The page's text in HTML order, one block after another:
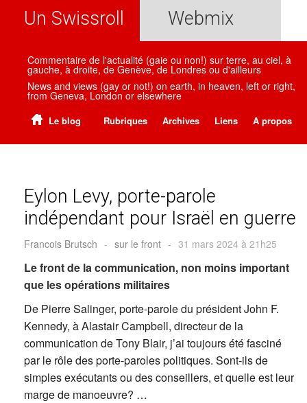
Un Swissroll Webmix
Commentaire de l'actualité (gaie ou non!) sur terre, au ciel, à
gauche, à droite, de Genève, de Londres ou d'ailleurs
News and views (gay or not!) on earth, in heaven, left or right,
from Geneva, London or elsewhere
Le blog Rubriques Archives Liens A propos
Eylon Levy, porte-parole
indépendant pour Israël en guerre
Francois Brutsch - sur le front - 31 mars 2024 à 21h25
Le front de la communication, non moins important
que les opérations militaires
De Pierre Salinger, porte-parole du président John F.
Kennedy, à Alastair Campbell, directeur de la
communication de Tony Blair, j’ai toujours été fasciné
par le rôle des porte-paroles politiques. Sont-ils de
simples exécutants ou des conseillers, et quelle est leur
marge de manoeuvre? …